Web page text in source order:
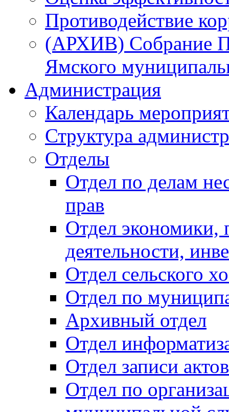
Противодействие
(АРХИВ) Собрание
Ямского
Администрация
Календарь
Структура
Отделы
Отдел по делам
прав
Отдел экономики,
деятельности,
Отдел сельского
Отдел по
Архивный отдел
Отдел
Отдел записи
Отдел по